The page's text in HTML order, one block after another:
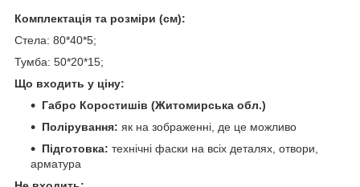
Комплектація та розміри (см):
Стела: 80*40*5;
Тумба: 50*20*15;
Що входить у ціну:
Габро Коростишів (Житомирська обл.)
Полірування: як на зображенні, де це можливо
Підготовка: технічні фаски на всіх деталях, отвори,
арматура